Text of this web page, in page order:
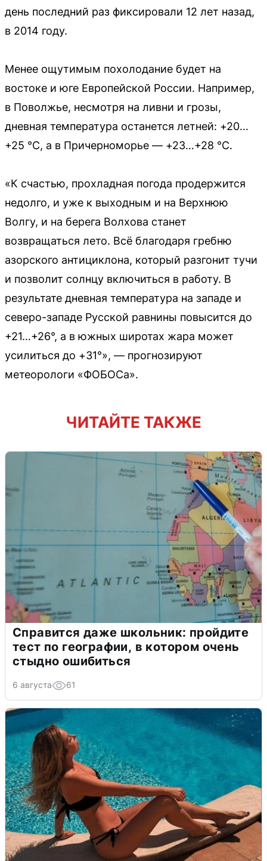
день последний раз фиксировали 12 лет назад,
в 2014 году.
Менее ощутимым похолодание будет на
востоке и юге Европейской России. Например,
в Поволжье, несмотря на ливни и грозы,
дневная температура останется летней: +20…
+25 °C, а в Причерноморье — +23…+28 °C.
«К счастью, прохладная погода продержится
недолго, и уже к выходным и на Верхнюю
Волгу, и на берега Волхова станет
возвращаться лето. Всё благодаря гребню
азорского антициклона, который разгонит тучи
и позволит солнцу включиться в работу. В
результате дневная температура на западе и
северо-западе Русской равнины повысится до
+21…+26°, а в южных широтах жара может
усилиться до +31°», — прогнозируют
метеорологи «ФОБОСа».
ЧИТАЙТЕ ТАКЖЕ
Справится даже школьник: пройдите
тест по географии, в котором очень
стыдно ошибиться
6 августа 61